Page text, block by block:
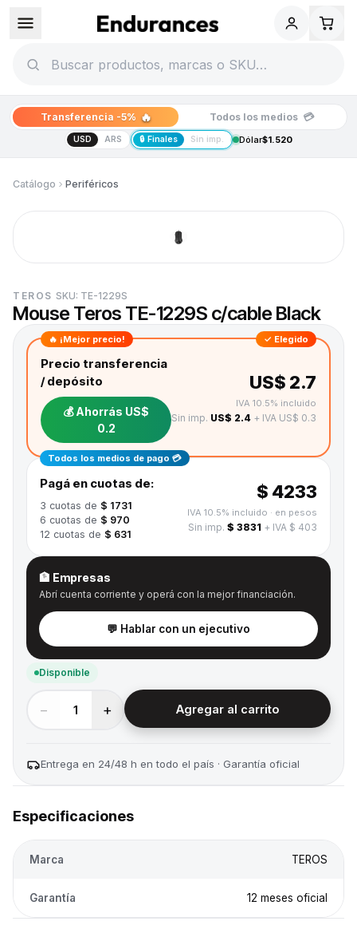
Transferencia -5% 🔥 Todos los medios 💳
USD ARS 🔒 Finales Sin imp. Dólar$1.520
Catálogo Periféricos
TEROS SKU: TE-1229S
Mouse Teros TE-1229S c/cable Black
🔥 ¡Mejor precio! ✓ Elegido
Precio transferencia
/ depósito
💰 Ahorrás US$
0.2
US$ 2.7
IVA 10.5% incluido
Sin imp. US$ 2.4 + IVA US$ 0.3
Todos los medios de pago 💳
Pagá en cuotas de:
3 cuotas de $ 1731
6 cuotas de $ 970
12 cuotas de $ 631
$ 4233
IVA 10.5% incluido · en pesos
Sin imp. $ 3831 + IVA $ 403
🏦 Empresas
Abrí cuenta corriente y operá con la mejor financiación.
💬 Hablar con un ejecutivo
Disponible
− 1 + Agregar al carrito
Entrega en 24/48 h en todo el país · Garantía oficial
Especificaciones
Marca TEROS
Garantía 12 meses oficial